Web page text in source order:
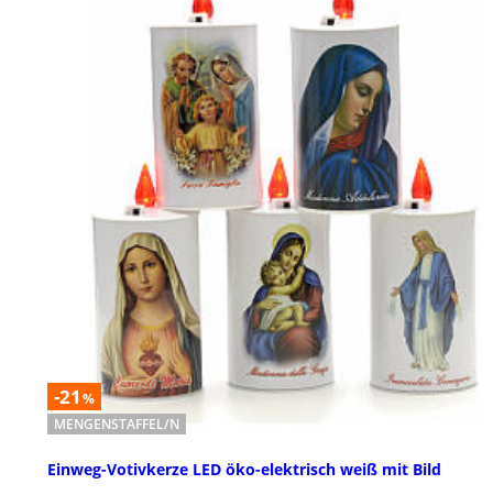
-21 %
MENGENSTAFFEL/N
Einweg-Votivkerze LED öko-elektrisch weiß mit Bild